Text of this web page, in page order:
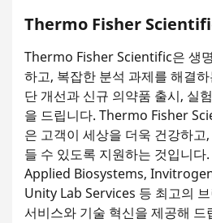
Thermo Fisher
Thermo Fisher Scientific은 생
하고, 복잡한 분석 과제를 해결
단 개선과 신규 의약품 출시, 실
을 드립니다. Thermo Fisher
은 고객이 세상을 더욱 건강하
들 수 있도록 지원하는 것입니
Applied Biosystems,
Unity Lab Services 등 최고의
서비스와 기술 혁신을 제공해 드